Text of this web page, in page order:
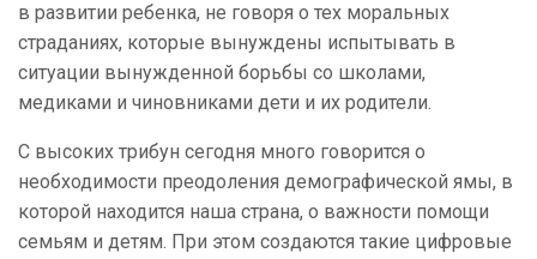
в развитии ребенка, не говоря о тех моральных
страданиях, которые вынуждены испытывать в
ситуации вынужденной борьбы со школами,
медиками и чиновниками дети и их родители.
С высоких трибун сегодня много говорится о
необходимости преодоления демографической ямы, в
которой находится наша страна, о важности помощи
семьям и детям. При этом создаются такие цифровые